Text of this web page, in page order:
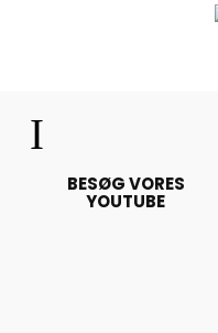
I
BESØG VORES
YOUTUBE